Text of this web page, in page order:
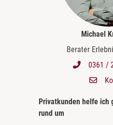
Michael
Berater
0361 /
Privatkunden helfe ich
rund um